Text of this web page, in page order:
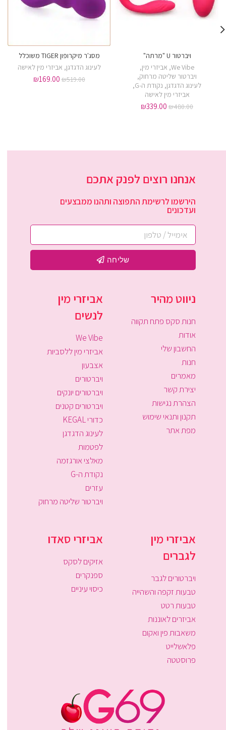
ויברטור U "מרתה"
We Vibe
, אביזרי מין,
ויברטור שליטה מרחוק,
לעינוג הדגדגן, נקודת ה-G ,
אביזרי מין לאישה
₪480.00
₪339.00
מסג'ר מיקרופון TIGER משוכלל
לעינוג הדגדגן, אביזרי מין לאישה
₪519.00
₪169.00
אנחנו רוצים לפנק אתכם
הירשמו לרשימת התפוצה ותהנו ממבצעים
ועדכונים
שליחה
ניווט מהיר
חנות סקס פתח תקווה
אודות
החשבון שלי
חנות
מאמרים
יצירת קשר
הצהרת נגישות
תקנון ותנאי שימוש
מפת אתר
אביזרי מין
לנשים
We Vibe
אביזרי מין ללסביות
אצבעון
ויברטורים
ויברטורים יונקים
ויברטורים קטנים
כדורי KEGAL
לעינוג הדגדגן
לפטמות
מאלצי אורגזמה
נקודת ה-G
עזרים
ויברטור שליטה מרחוק
אביזרי מין
לגברים
ויברטורים לגבר
טבעות זקפה והשהייה
טבעות רטט
אביזרים לאוננות
משאבות פין ואקום
פלאשלייט
פרוסטטה
אביזרי סאדו
אזיקים לסקס
ספנקרים
כיסוי עיניים